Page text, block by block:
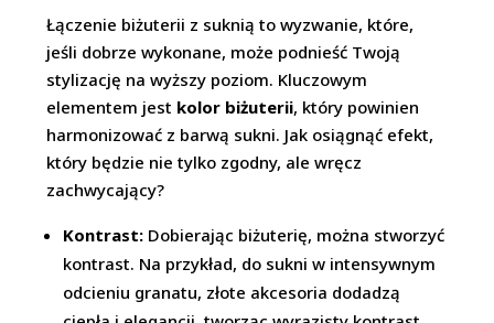
Łączenie biżuterii z suknią to wyzwanie, które,
jeśli dobrze wykonane, może podnieść Twoją
stylizację na wyższy poziom. Kluczowym
elementem jest kolor biżuterii, który powinien
harmonizować z barwą sukni. Jak osiągnąć efekt,
który będzie nie tylko zgodny, ale wręcz
zachwycający?
Kontrast: Dobierając biżuterię, można stworzyć
kontrast. Na przykład, do sukni w intensywnym
odcieniu granatu, złote akcesoria dodadzą